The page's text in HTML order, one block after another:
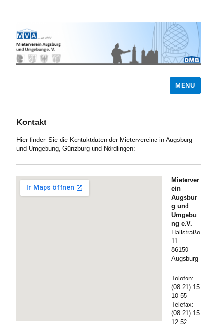
MENU
Kontakt
Hier finden Sie die Kontaktdaten der Mietervereine in Augsburg
und Umgebung, Günzburg und Nördlingen:
Mieterver
ein
Augsbur
g und
Umgebu
ng e.V.
Hallstraße
11
86150
Augsburg
Telefon:
(08 21) 15
10 55
Telefax:
(08 21) 15
12 52